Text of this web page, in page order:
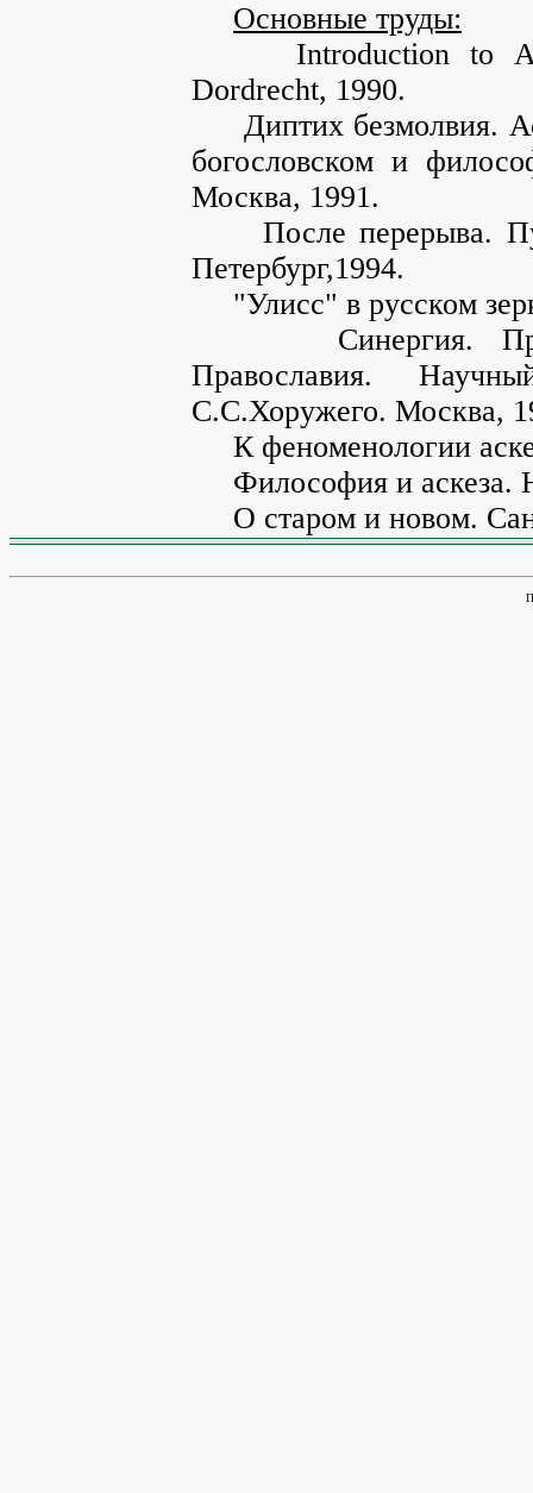
Основные труды:
Introduction to
Dordrecht, 1990.
Диптих безмолвия.
богословском и
Москва, 1991.
После перерыва.
Петербург,1994.
"Улисс" в русском
Синергия.
Православия.
С.С.Хоружего. Москва,
К феноменологии
Философия и аскеза.
О старом и новом.